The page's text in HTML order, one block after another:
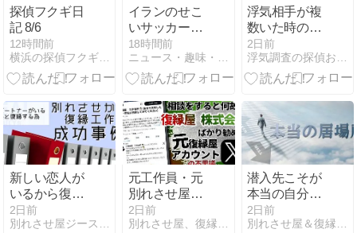
探偵フクギ日
記 8/6
12時間前
横浜の探偵フクギ日記
イランのせこ
いサッカー風
外交とトラン
プのビジネス
外交
18時間前
ニュース・趣味・ギャンブル VS GCI
浮気相手が複
数いた時の慰
謝料請求と同
時進行の進め
方
2日前
浮気調査の探偵おすすめ19社を比較【2026年最新】
新しい恋人が
いるから復縁
できないとは
限らない。本
2日前
別れさせ屋ジースタイルの新人教育ブログ
元工作員・元
別れさせ屋を
名乗る人が復
縁屋株式会社
2日前
別れさせ屋、復縁屋ジースタイル怒り心頭ブログ
潜入先こそが
本当の自分の
居場所かもし
れない。
2日前
別れさせ屋＆復縁屋ジースタイルのスタッフブログ